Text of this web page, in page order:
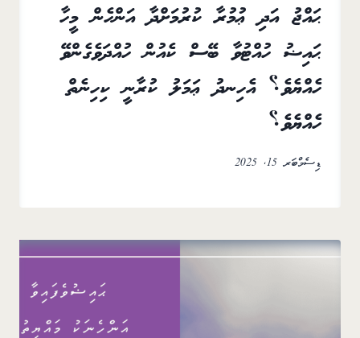
ޙައްޖު އަދި ޢުމުރާ ކުރުމަށްދާ އަންހެން މީހާ
ޙައިޟު ހުއްޓުވާ ބޭސް ކެއުން ހުއްދަވެގެންވޭ
ހެއްޔެވެ؟ އެހިނދު ޢަމަލު ކުރާނީ ކިހިނެތް
ހެއްޔެވެ؟
ޑިސެމްބަރ 15, 2025